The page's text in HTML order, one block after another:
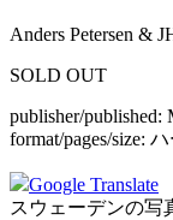
Anders Petersen &
SOLD OUT
publisher/published:
format/pages/size: ハ
Google Translate
スウェーデンの写